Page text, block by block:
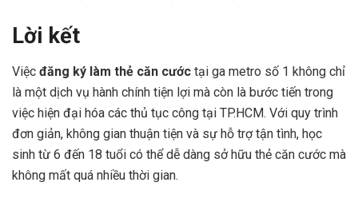
Lời kết
Việc đăng ký làm thẻ căn cước tại ga metro số 1 không chỉ
là một dịch vụ hành chính tiện lợi mà còn là bước tiến trong
việc hiện đại hóa các thủ tục công tại TP.HCM. Với quy trình
đơn giản, không gian thuận tiện và sự hỗ trợ tận tình, học
sinh từ 6 đến 18 tuổi có thể dễ dàng sở hữu thẻ căn cước mà
không mất quá nhiều thời gian.